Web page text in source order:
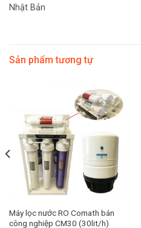
Nhật Bản
Sản phẩm tương tự
Máy lọc nước RO Comath bán
công nghiệp CM30 (30lit/h)